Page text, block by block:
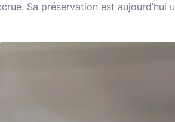
Sa préservation est